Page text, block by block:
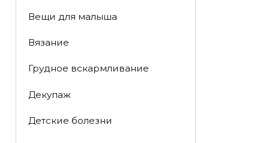
Вещи для малыша
Вязание
Грудное вскармливание
Декупаж
Детские болезни